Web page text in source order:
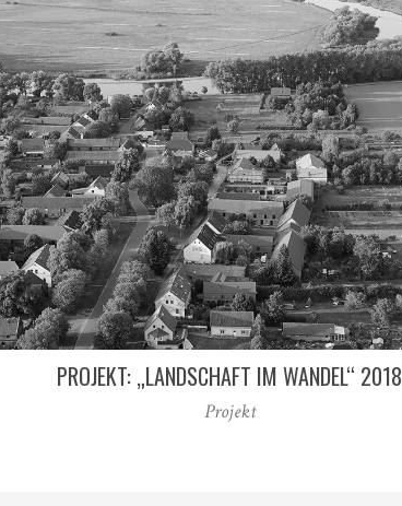
PROJEKT: „LANDSCHAFT IM WANDEL“ 2018
Projekt